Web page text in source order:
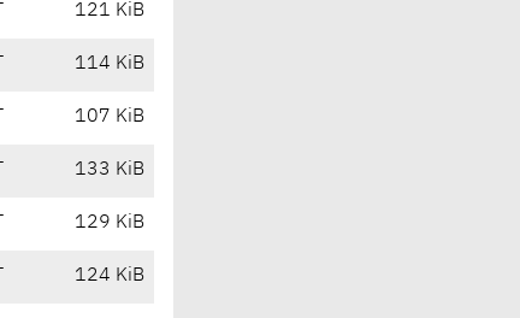
121 KiB
114 KiB
107 KiB
133 KiB
129 KiB
124 KiB